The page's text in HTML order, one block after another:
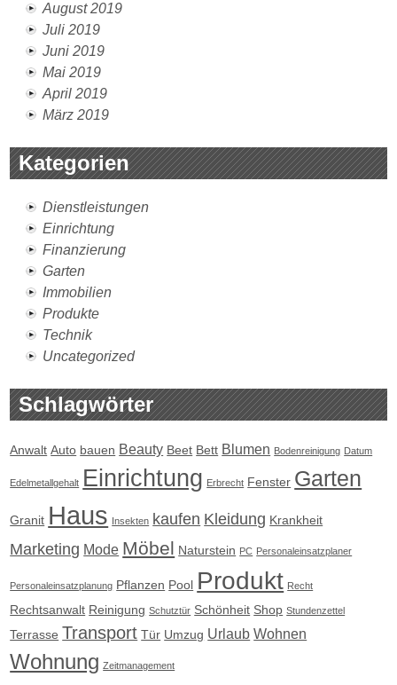
August 2019
Juli 2019
Juni 2019
Mai 2019
April 2019
März 2019
Kategorien
Dienstleistungen
Einrichtung
Finanzierung
Garten
Immobilien
Produkte
Technik
Uncategorized
Schlagwörter
Anwalt Auto bauen Beauty Beet Bett Blumen Bodenreinigung Datum
Edelmetallgehalt Einrichtung Erbrecht Fenster Garten
Granit Haus Insekten kaufen Kleidung Krankheit
Marketing Mode Möbel Naturstein PC Personaleinsatzplaner
Personaleinsatzplanung Pflanzen Pool Produkt Recht
Rechtsanwalt Reinigung Schutztür Schönheit Shop Stundenzettel
Terrasse Transport Tür Umzug Urlaub Wohnen
Wohnung Zeitmanagement